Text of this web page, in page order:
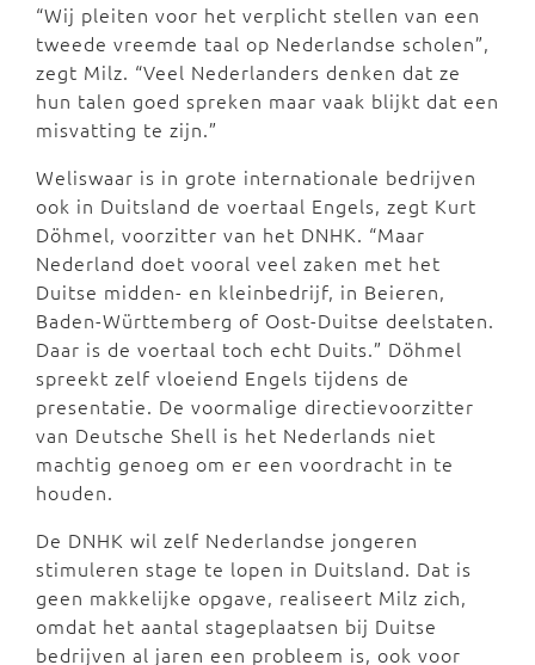
“Wij pleiten voor het verplicht stellen van een
tweede vreemde taal op Nederlandse scholen”,
zegt Milz. “Veel Nederlanders denken dat ze
hun talen goed spreken maar vaak blijkt dat een
misvatting te zijn.”
Weliswaar is in grote internationale bedrijven
ook in Duitsland de voertaal Engels, zegt Kurt
Döhmel, voorzitter van het DNHK. “Maar
Nederland doet vooral veel zaken met het
Duitse midden- en kleinbedrijf, in Beieren,
Baden-Württemberg of Oost-Duitse deelstaten.
Daar is de voertaal toch echt Duits.” Döhmel
spreekt zelf vloeiend Engels tijdens de
presentatie. De voormalige directievoorzitter
van Deutsche Shell is het Nederlands niet
machtig genoeg om er een voordracht in te
houden.
De DNHK wil zelf Nederlandse jongeren
stimuleren stage te lopen in Duitsland. Dat is
geen makkelijke opgave, realiseert Milz zich,
omdat het aantal stageplaatsen bij Duitse
bedrijven al jaren een probleem is, ook voor